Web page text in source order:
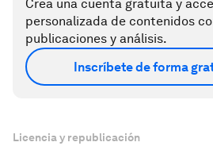
Crea una cuenta gratuita y
personalizada de contenidos
publicaciones y análisis.
Inscríbete de forma
Licencia y republicación